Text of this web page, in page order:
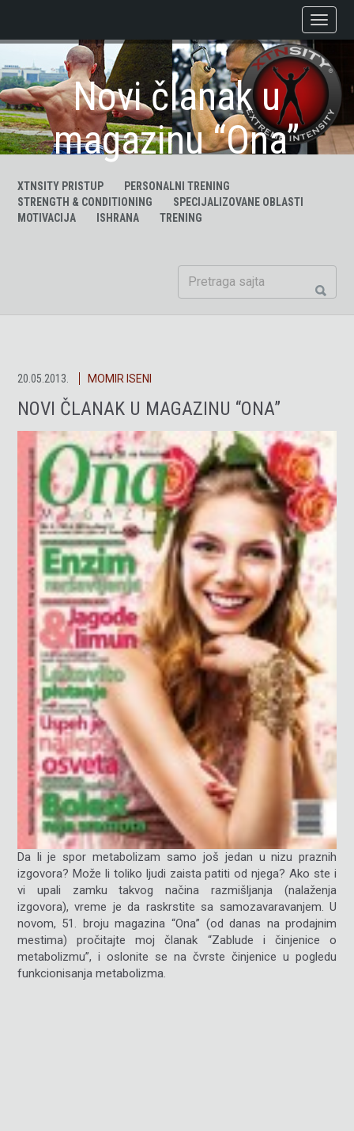
Novi članak u
magazinu “Ona”
XTNSITY PRISTUP
PERSONALNI TRENING
STRENGTH & CONDITIONING
SPECIJALIZOVANE OBLASTI
MOTIVACIJA
ISHRANA TRENING
20.05.2013. MOMIR ISENI
NOVI ČLANAK U MAGAZINU “ONA”
Da li je spor metabolizam samo još jedan u nizu praznih
izgovora? Može li toliko ljudi zaista patiti od njega? Ako ste i
vi upali zamku takvog načina razmišljanja (nalaženja
izgovora), vreme je da raskrstite sa samozavaravanjem.U
novom, 51. broju magazina “Ona” (od danas na prodajnim
mestima) pročitajte moj članak “Zablude i činjenice o
metabolizmu”, i oslonite se na čvrste činjenice u pogledu
funkcionisanja metabolizma.